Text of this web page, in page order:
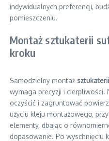
indywidualnych preferencji,
pomieszczeniu.
Montaż sztukaterii
kroku
Samodzielny montaż
wymaga precyzji i cierpliwości.
oczyścić i zagruntować
użyciu kleju montażowego,
elementy, dbając o
dopasowanie. Po wyschnięciu